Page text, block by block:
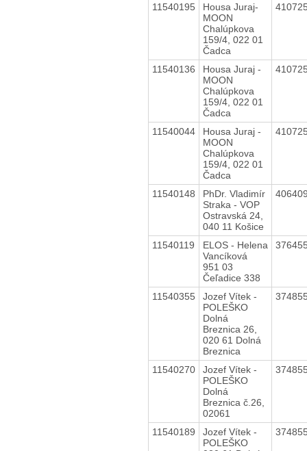
11540195
Housa Juraj-
MOON
Chalúpkova
159/4, 022 01
Čadca
11540136
Housa Juraj -
MOON
Chalúpkova
159/4, 022 01
Čadca
11540044
Housa Juraj -
MOON
Chalúpkova
159/4, 022 01
Čadca
11540148
PhDr. Vladimír
Straka - VOP
Ostravská 24,
040 11 Košice
11540119
ELOS - Helena
Vancíková
951 03
Čeľadice 338
11540355
Jozef Vítek -
POLEŠKO
Dolná
Breznica 26,
020 61 Dolná
Breznica
11540270
Jozef Vítek -
POLEŠKO
Dolná
Breznica č.26,
02061
11540189
Jozef Vítek -
POLEŠKO